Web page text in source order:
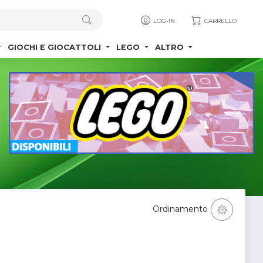
LOG-IN CARRELLO
GIOCHI E GIOCATTOLI LEGO ALTRO
Ordinamento